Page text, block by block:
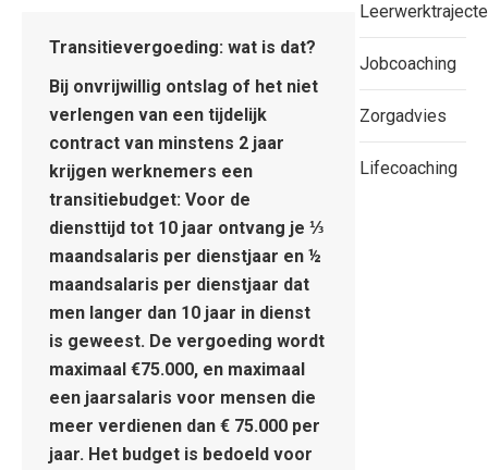
Transitievergoeding: wat is dat?
Bij onvrijwillig ontslag of het niet
verlengen van een tijdelijk
contract van minstens 2 jaar
krijgen werknemers een
transitiebudget: Voor de
diensttijd tot 10 jaar ontvang je ⅓
maandsalaris per dienstjaar en ½
maandsalaris per dienstjaar dat
men langer dan 10 jaar in dienst
is geweest. De vergoeding wordt
maximaal €75.000, en maximaal
een jaarsalaris voor mensen die
meer verdienen dan € 75.000 per
jaar. Het budget is bedoeld voor
Jobcoaching
Zorgadvies
Lifecoaching